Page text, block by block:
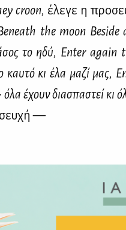
croon, έλε­γε η
the moon Beside
το ηδύ, Enter again
καυ­τό κι έλα μα­ζί μας,
όλα έχουν δια­σπα­στεί κι
—